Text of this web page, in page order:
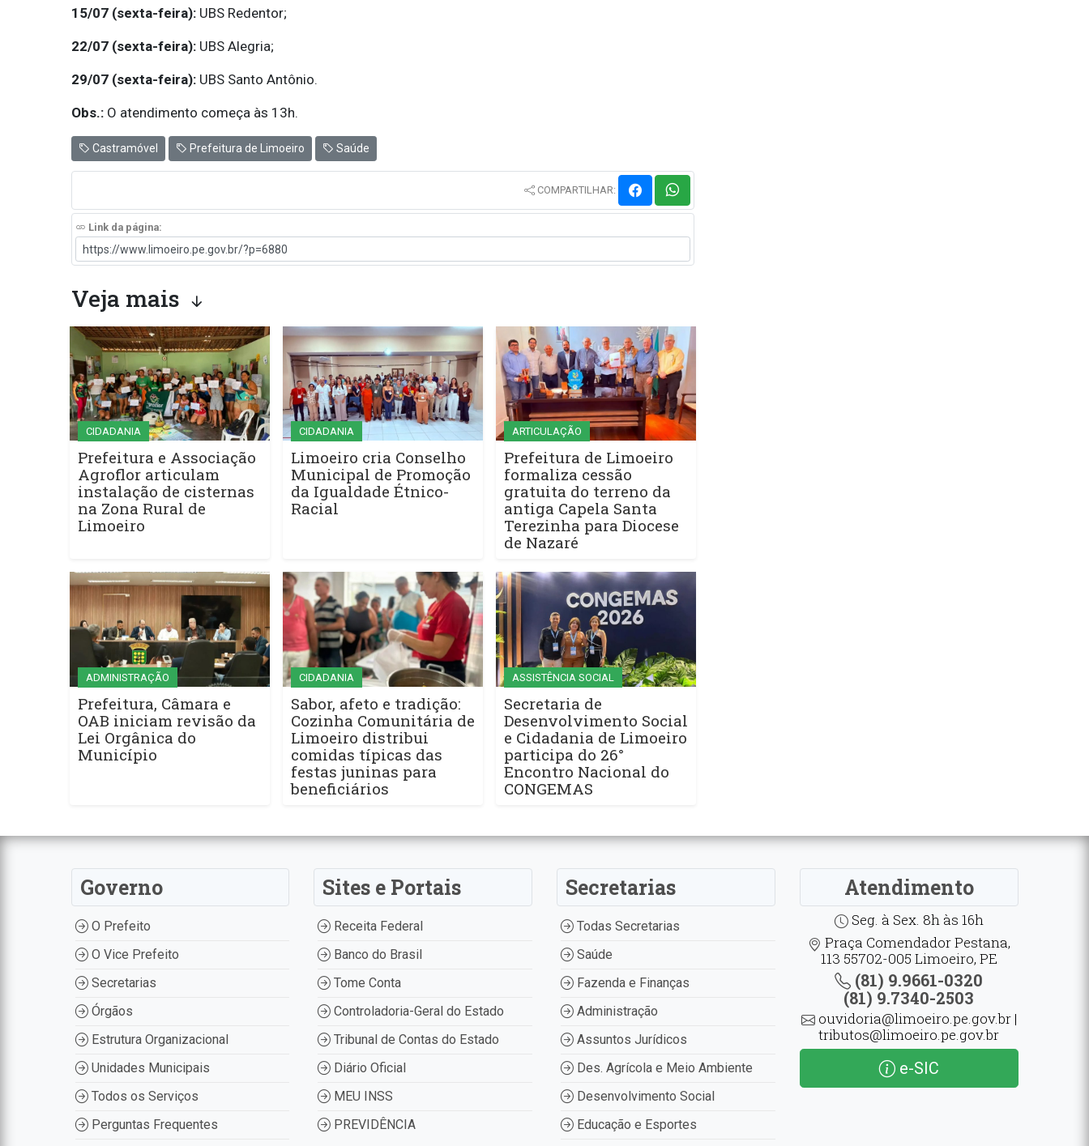
15/07 (sexta-feira):UBS Redentor;
22/07 (sexta-feira):UBS Alegria;
29/07 (sexta-feira):UBS Santo Antônio.
Obs.:O atendimento começa às 13h.
Castramóvel Prefeitura de Limoeiro Saúde
COMPARTILHAR:
Link da página:
Veja mais
CIDADANIA
Prefeitura e Associação
Agroflor articulam
instalação de cisternas
na Zona Rural de
Limoeiro
CIDADANIA
Limoeiro cria Conselho
Municipal de Promoção
da Igualdade Étnico-
Racial
ARTICULAÇÃO
Prefeitura de Limoeiro
formaliza cessão
gratuita do terreno da
antiga Capela Santa
Terezinha para Diocese
de Nazaré
ADMINISTRAÇÃO
Prefeitura, Câmara e
OAB iniciam revisão da
Lei Orgânica do
Município
CIDADANIA
Sabor, afeto e tradição:
Cozinha Comunitária de
Limoeiro distribui
comidas típicas das
festas juninas para
beneficiários
ASSISTÊNCIA SOCIAL
Secretaria de
Desenvolvimento Social
e Cidadania de Limoeiro
participa do 26°
Encontro Nacional do
CONGEMAS
Governo
O Prefeito
O Vice Prefeito
Secretarias
Órgãos
Estrutura Organizacional
Unidades Municipais
Todos os Serviços
Perguntas Frequentes
Sites e Portais
Receita Federal
Banco do Brasil
Tome Conta
Controladoria-Geral do Estado
Tribunal de Contas do Estado
Diário Oficial
MEU INSS
PREVIDÊNCIA
Secretarias
Todas Secretarias
Saúde
Fazenda e Finanças
Administração
Assuntos Jurídicos
Des. Agrícola e Meio Ambiente
Desenvolvimento Social
Educação e Esportes
Atendimento
Seg. à Sex. 8h às 16h
Praça Comendador Pestana,
113 55702-005 Limoeiro, PE
(81) 9.9661-0320
(81) 9.7340-2503
ouvidoria@limoeiro.pe.gov.br |
tributos@limoeiro.pe.gov.br
e-SIC